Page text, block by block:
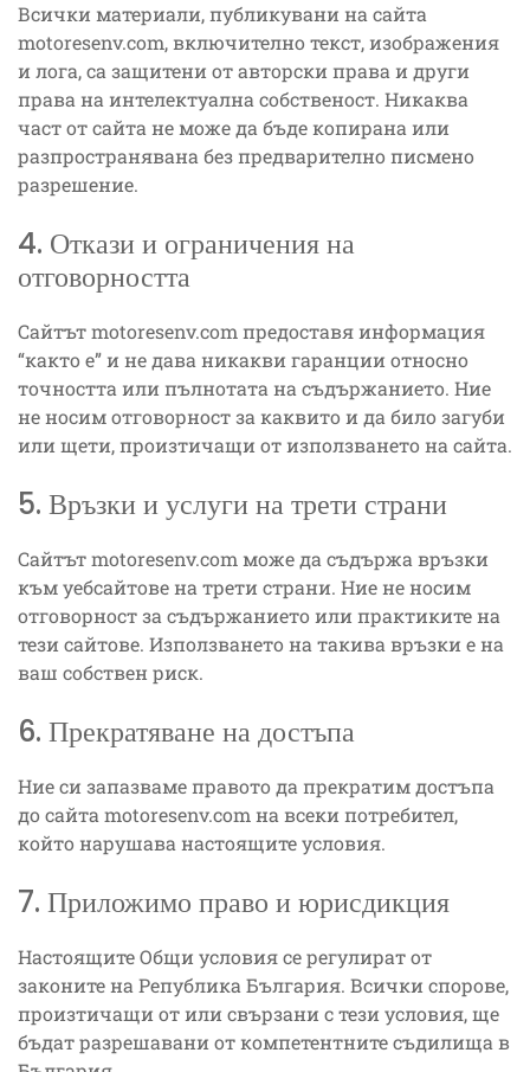
Всички материали, публикувани на сайта
motoresenv.com, включително текст, изображения
и лога, са защитени от авторски права и други
права на интелектуална собственост. Никаква
част от сайта не може да бъде копирана или
разпространявана без предварително писмено
разрешение.
4. Откази и ограничения на
отговорността
Сайтът motoresenv.com предоставя информация
“както е” и не дава никакви гаранции относно
точността или пълнотата на съдържанието. Ние
не носим отговорност за каквито и да било загуби
или щети, произтичащи от използването на сайта.
5. Връзки и услуги на трети страни
Сайтът motoresenv.com може да съдържа връзки
към уебсайтове на трети страни. Ние не носим
отговорност за съдържанието или практиките на
тези сайтове. Използването на такива връзки е на
ваш собствен риск.
6. Прекратяване на достъпа
Ние си запазваме правото да прекратим достъпа
до сайта motoresenv.com на всеки потребител,
който нарушава настоящите условия.
7. Приложимо право и юрисдикция
Настоящите Общи условия се регулират от
законите на Република България. Всички спорове,
произтичащи от или свързани с тези условия, ще
бъдат разрешавани от компетентните съдилища в